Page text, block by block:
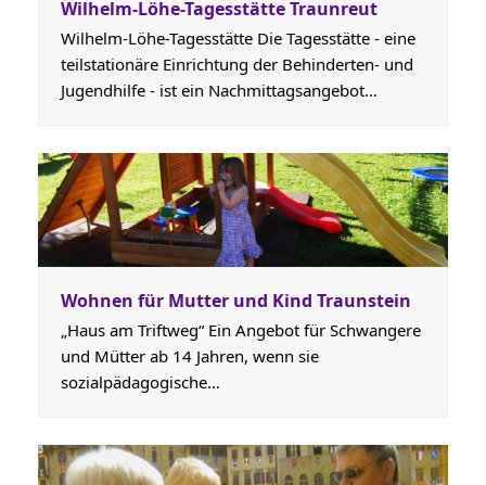
Wilhelm-Löhe-Tagesstätte Traunreut
Wilhelm-Löhe-Tagesstätte Die Tagesstätte - eine
teilstationäre Einrichtung der Behinderten- und
Jugendhilfe - ist ein Nachmittagsangebot…
Wohnen für Mutter und Kind Traunstein
„Haus am Triftweg“ Ein Angebot für Schwangere
und Mütter ab 14 Jahren, wenn sie
sozialpädagogische…